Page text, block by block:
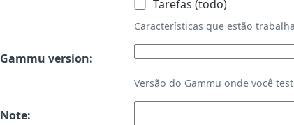
Tarefas (todo)
Características que estão
Gammu version:
Versão do Gammu onde você
Note: